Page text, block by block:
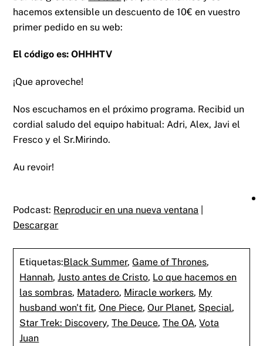
hacemos extensible un descuento de 10€ en vuestro
primer pedido en su web:
El código es: OHHHTV
¡Que aproveche!
Nos escuchamos en el próximo programa. Recibid un
cordial saludo del equipo habitual: Adri, Alex, Javi el
Fresco y el Sr.Mirindo.
Au revoir!
Podcast: Reproducir en una nueva ventana
Descargar
Etiquetas:Black Summer,Game of Thrones,
Hannah,Justo antes de Cristo, Lo que hacemos en
las sombras, Matadero, Miracle workers, My
husband won't fit,One Piece,Our Planet, Special,
Star Trek: Discovery,The Deuce,The OA,Vota
Juan